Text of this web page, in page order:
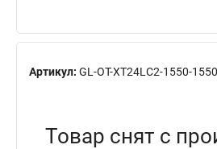
Артикул: GL-OT-XT24LC2-1550-1550
Товар снят с